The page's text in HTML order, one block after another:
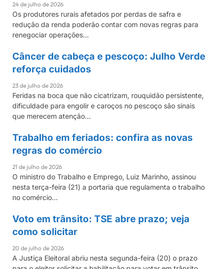
24 de julho de 2026
Os produtores rurais afetados por perdas de safra e
redução da renda poderão contar com novas regras para
renegociar operações…
GIRO DE NOTÍCIAS
Câncer de cabeça e pescoço: Julho Verde
reforça cuidados
23 de julho de 2026
Feridas na boca que não cicatrizam, rouquidão persistente,
dificuldade para engolir e caroços no pescoço são sinais
que merecem atenção…
GIRO DE NOTÍCIAS
Trabalho em feriados: confira as novas
regras do comércio
21 de julho de 2026
O ministro do Trabalho e Emprego, Luiz Marinho, assinou
nesta terça-feira (21) a portaria que regulamenta o trabalho
no comércio…
GIRO DE NOTÍCIAS
Voto em trânsito: TSE abre prazo; veja
como solicitar
20 de julho de 2026
A Justiça Eleitoral abriu nesta segunda-feira (20) o prazo